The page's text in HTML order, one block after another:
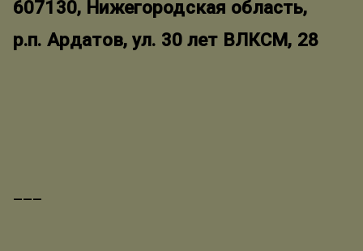
607130, Нижегородская область,
р.п. Ардатов, ул. 30 лет ВЛКСМ, 28